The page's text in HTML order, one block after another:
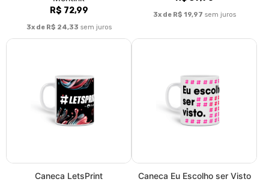
R$ 72,99
3x de R$ 24,33 sem juros
3x de R$ 19,97 sem juros
Caneca LetsPrint
Caneca Eu Escolho ser Visto